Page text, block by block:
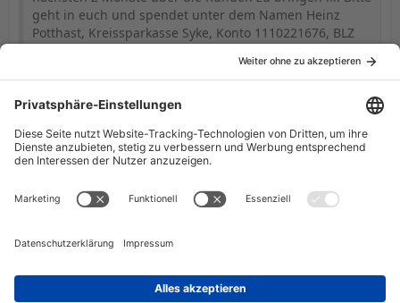
geht in euch und spendet unter dem Namen Heinz
Potthast, Kreissparkasse Syke, Konto 1110221676, BLZ
und jetzt schon für alle Spenden, welche bei mir
eingehen ( jeder Euro zählt ) und werde sie bis auf den
letzten Cent den Hinterbliebenen zukommen lassen !!!
fare well !!
Danke und Gruß